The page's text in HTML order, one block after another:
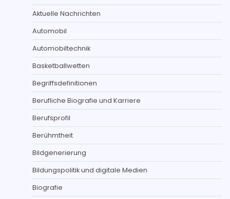
Aktuelle Nachrichten
Automobil
Automobiltechnik
Basketballwetten
Begriffsdefinitionen
Berufliche Biografie und Karriere
Berufsprofil
Berühmtheit
Bildgenerierung
Bildungspolitik und digitale Medien
Biografie